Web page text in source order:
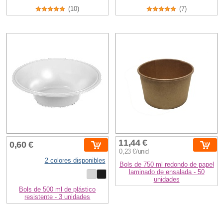
(10)
(7)
0,60 €
2 colores disponibles
Bols de 500 ml de plástico
resistente - 3 unidades
11,44 €
0,23 €/unid
Bols de 750 ml redondo de papel
laminado de ensalada - 50
unidades